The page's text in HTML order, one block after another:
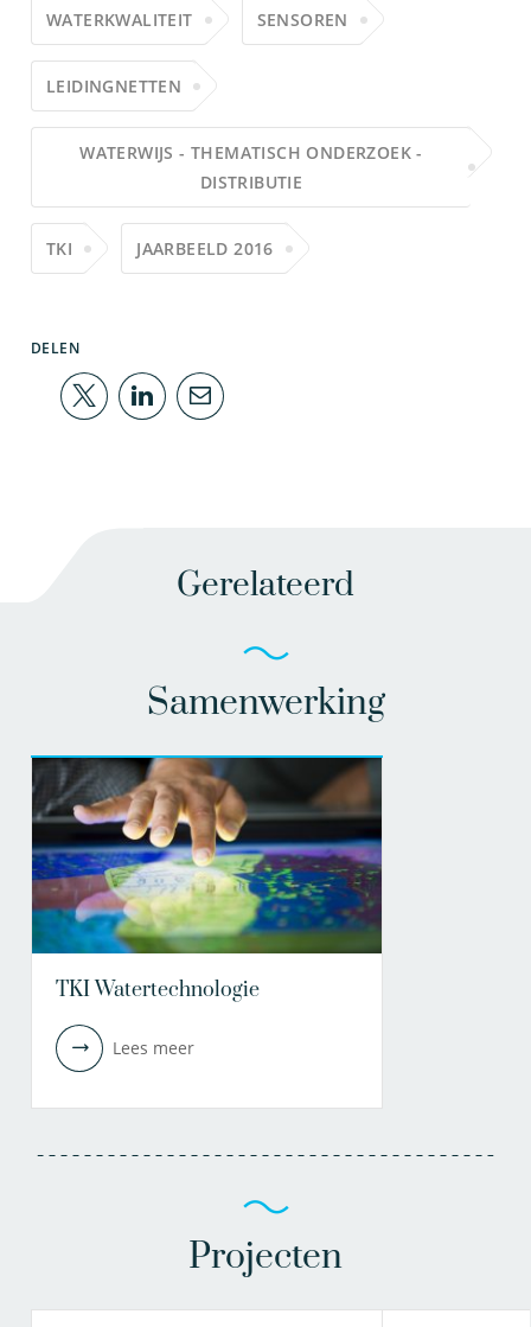
WATERKWALITEIT SENSOREN
LEIDINGNETTEN
WATERWIJS - THEMATISCH ONDERZOEK -
DISTRIBUTIE
TKI JAARBEELD 2016
DELEN
Gerelateerd
Samenwerking
TKI Watertechnologie
Lees meer
Projecten